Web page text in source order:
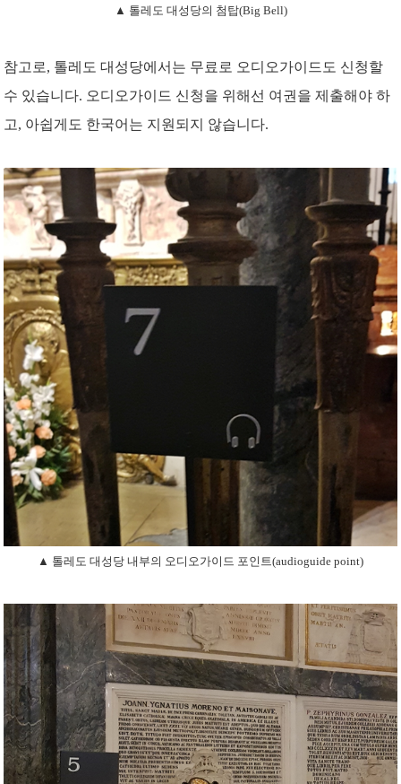
▲ 톨레도 대성당의 첨탑(Big Bell)
참고로, 톨레도 대성당에서는 무료로 오디오가이드도 신청할
수 있습니다. 오디오가이드 신청을 위해선 여권을 제출해야 하
고, 아쉽게도 한국어는 지원되지 않습니다.
▲ 톨레도 대성당 내부의 오디오가이드 포인트(audioguide point)